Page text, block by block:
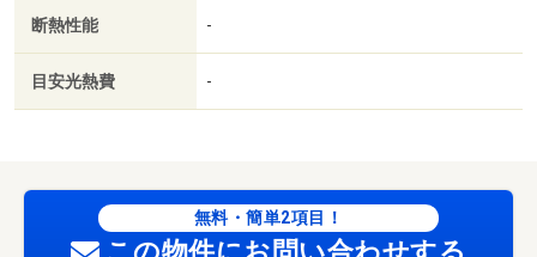
断熱性能 -
目安光熱費 -
無料・簡単2項目！